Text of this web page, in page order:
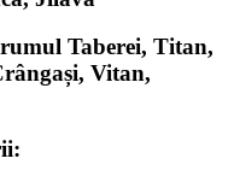
Taberei, Titan,
Vitan,